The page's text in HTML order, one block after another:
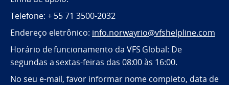
Telefone: + 55 71 3500-2032
Endereço eletrônico: info.norwayrio@vfshelpline.com
Horário de funcionamento da VFS Global: De
segundas a sextas-feiras das 08:00 às 16:00.
No seu e-mail, favor informar nome completo, data de